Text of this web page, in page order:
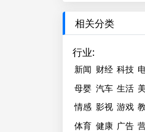
相关分类
行业:
新闻 财经 科技
母婴 汽车 生活
情感 影视 游戏
体育 健康 广告